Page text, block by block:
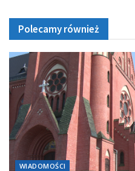
Polecamy również
WIADOMOŚCI